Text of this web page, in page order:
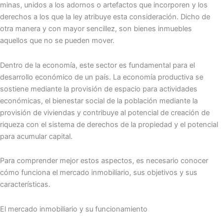
minas, unidos a los adornos o artefactos que incorporen y los
derechos a los que la ley atribuye esta consideración. Dicho de
otra manera y con mayor sencillez, son bienes inmuebles
aquellos que no se pueden mover.
Dentro de la economía, este sector es fundamental para el
desarrollo económico de un país. La economía productiva se
sostiene mediante la provisión de espacio para actividades
económicas, el bienestar social de la población mediante la
provisión de viviendas y contribuye al potencial de creación de
riqueza con el sistema de derechos de la propiedad y el potencial
para acumular capital.
Para comprender mejor estos aspectos, es necesario conocer
cómo funciona el mercado inmobiliario, sus objetivos y sus
características.
El mercado inmobiliario y su funcionamiento